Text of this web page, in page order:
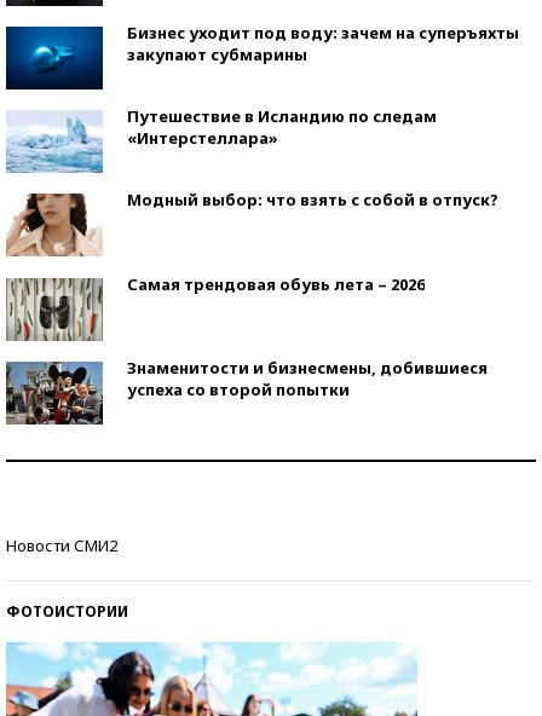
Бизнес уходит под воду: зачем на суперъяхты
закупают субмарины
Путешествие в Исландию по следам
«Интерстеллара»
Модный выбор: что взять с собой в отпуск?
Самая трендовая обувь лета – 2026
Знаменитости и бизнесмены, добившиеся
успеха со второй попытки
Новости СМИ2
ФОТОИСТОРИИ